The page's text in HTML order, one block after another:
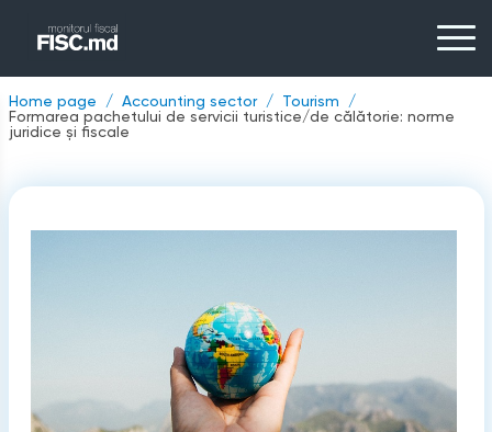
Home page Accounting sector
Tourism
Formarea pachetului de servicii turistice/de călătorie: norme
juridice și fiscale